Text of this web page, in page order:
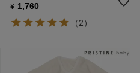
¥ 1,760
（2）